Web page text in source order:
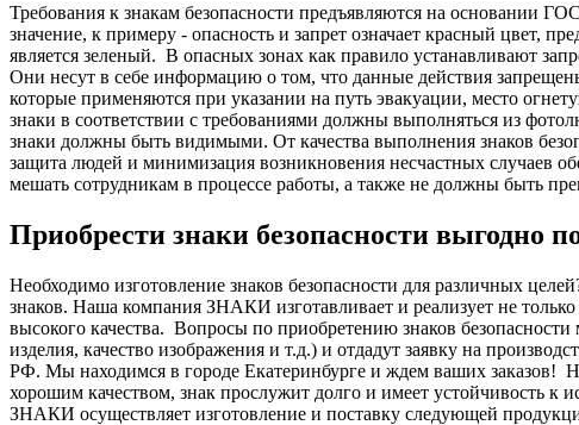
Требования к знакам безопасности предъявляются на основании
значение, к примеру - опасность и запрет означает красный цвет,
является зеленый. В опасных зонах как правило устанавливают
Они несут в себе информацию о том, что данные действия
которые применяются при указании на путь эвакуации, место
знаки в соответствии с требованиями должны выполняться из
знаки должны быть видимыми. От качества выполнения знаков
защита людей и минимизация возникновения несчастных случаев
мешать сотрудникам в процессе работы, а также не должны быть
Приобрести знаки безопасности
Необходимо изготовление знаков безопасности для различных
знаков. Наша компания ЗНАКИ изготавливает и реализует не
высокого качества. Вопросы по приобретению знаков
изделия, качество изображения и т.д.) и отдадут заявку на
РФ. Мы находимся в городе Екатеринбурге и ждем ваших заказов!
хорошим качеством, знак прослужит долго и имеет устойчивость к
ЗНАКИ осуществляет изготовление и поставку следующей